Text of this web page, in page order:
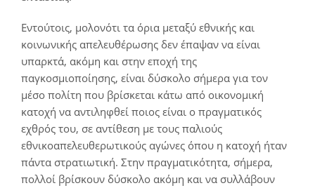
Εντούτοις, μολονότι τα όρια μεταξύ εθνικής και
κοινωνικής απελευθέρωσης δεν έπαψαν να είναι
υπαρκτά, ακόμη και στην εποχή της
παγκοσμιοποίησης, είναι δύσκολο σήμερα για τον
μέσο πολίτη που βρίσκεται κάτω από οικονομική
κατοχή να αντιληφθεί ποιος είναι ο πραγματικός
εχθρός του, σε αντίθεση με τους παλιούς
εθνικοαπελευθερωτικούς αγώνες όπου η κατοχή ήταν
πάντα στρατιωτική. Στην πραγματικότητα, σήμερα,
πολλοί βρίσκουν δύσκολο ακόμη και να συλλάβουν